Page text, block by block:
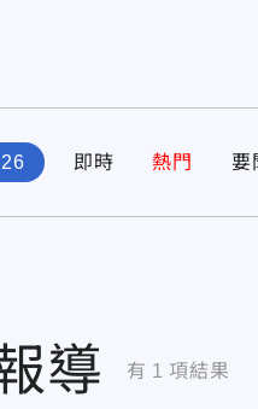
即時 熱門 要
導 有 1 項結果